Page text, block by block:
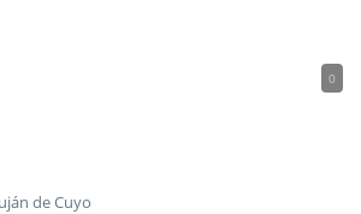
0
de Cuyo